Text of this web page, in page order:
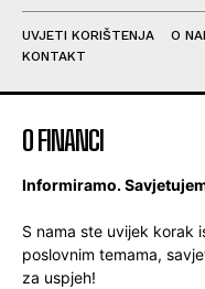
UVJETI KORIŠTENJA O
KONTAKT
O FINANCI
Informiramo.
S nama ste uvijek korak
poslovnim temama,
za uspjeh!